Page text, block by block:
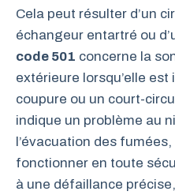
Cela peut résulter d’un
échangeur entartré ou
code 501 concerne la
extérieure lorsqu’elle
coupure ou un court-
indique un problème au
l’évacuation des
fonctionner en toute
à une défaillance